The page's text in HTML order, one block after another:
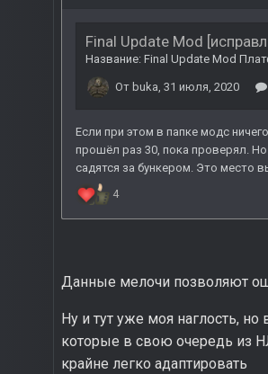
Данные мелочи позволяют
Ну и тут уже моя наглость,
которые в свою очередь из
крайне легко адаптировать